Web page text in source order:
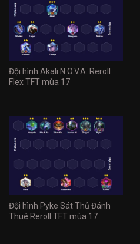
Đội hình Akali N.O.V.A. Reroll
Flex TFT mùa 17
Đội hình Pyke Sát Thủ Đánh
Thuê Reroll TFT mùa 17